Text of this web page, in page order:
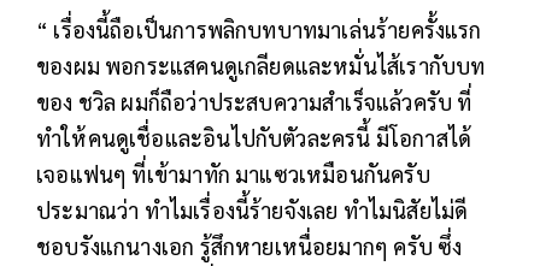
“ เรื่องนี้ถือเป็นการพลิกบทบาทมาเล่นร้ายครั้งแรก
ของผม พอกระแสคนดูเกลียดและหมั่นไส้เรากับบท
ของ ชวิล ผมก็ถือว่าประสบความสำเร็จแล้วครับ ที่
ทำให้คนดูเชื่อและอินไปกับตัวละครนี้ มีโอกาสได้
เจอแฟนๆ ที่เข้ามาทัก มาแซวเหมือนกันครับ
ประมาณว่า ทำไมเรื่องนี้ร้ายจังเลย ทำไมนิสัยไม่ดี
ชอบรังแกนางเอก รู้สึกหายเหนื่อยมากๆ ครับ ซึ่ง